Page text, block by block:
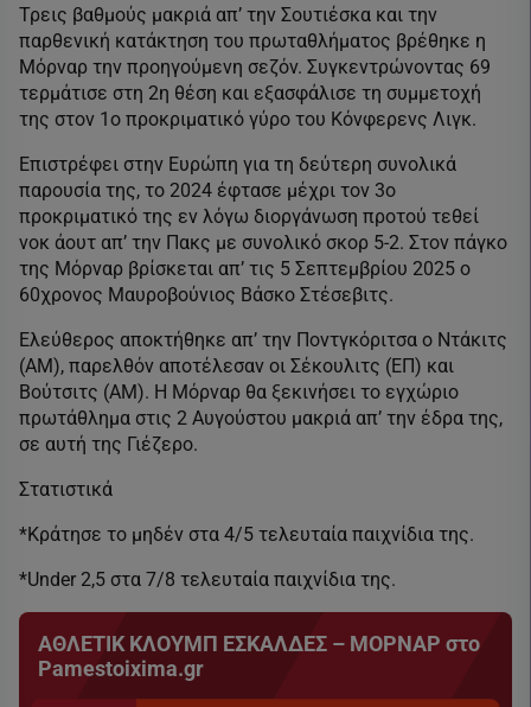
Τρεις βαθμούς μακριά απ’ την Σουτιέσκα και την
παρθενική κατάκτηση του πρωταθλήματος βρέθηκε η
Μόρναρ την προηγούμενη σεζόν. Συγκεντρώνοντας 69
τερμάτισε στη 2η θέση και εξασφάλισε τη συμμετοχή
της στον 1ο προκριματικό γύρο του Κόνφερενς Λιγκ.
Επιστρέφει στην Ευρώπη για τη δεύτερη συνολικά
παρουσία της, το 2024 έφτασε μέχρι τον 3ο
προκριματικό της εν λόγω διοργάνωση προτού τεθεί
νοκ άουτ απ’ την Πακς με συνολικό σκορ 5-2. Στον πάγκο
της Μόρναρ βρίσκεται απ’ τις 5 Σεπτεμβρίου 2025 ο
60χρονος Μαυροβούνιος Βάσκο Στέσεβιτς.
Ελεύθερος αποκτήθηκε απ’ την Ποντγκόριτσα ο Ντάκιτς
(ΑΜ), παρελθόν αποτέλεσαν οι Σέκουλιτς (ΕΠ) και
Βούτσιτς (ΑΜ). Η Μόρναρ θα ξεκινήσει το εγχώριο
πρωτάθλημα στις 2 Αυγούστου μακριά απ’ την έδρα της,
σε αυτή της Γιέζερο.
Στατιστικά
*Κράτησε το μηδέν στα 4/5 τελευταία παιχνίδια της.
*Under 2,5 στα 7/8 τελευταία παιχνίδια της.
ΑΘΛΕΤΙΚ ΚΛΟΥΜΠ ΕΣΚΑΛΔΕΣ – ΜΟΡΝΑΡ στο
Pamestoixima.gr